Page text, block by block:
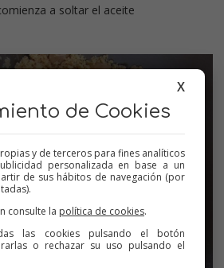
a soltar el aceite
X
de Cookies
y de terceros para fines analíticos
personalizada en base a un
de sus hábitos de navegación (por
consulte la política de cookies.
las cookies pulsando el botón
o rechazar su uso pulsando el